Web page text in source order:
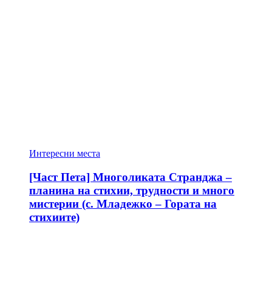
Интересни места
[Част Пета] Многоликата Странджа –
планина на стихии, трудности и много
мистерии (с. Младежко – Гората на
стихиите)